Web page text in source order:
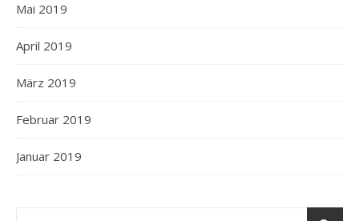
Mai 2019
April 2019
März 2019
Februar 2019
Januar 2019